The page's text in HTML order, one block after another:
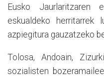
Eusko Jaurlaritzaren
eskualdeko herritarrek
azpiegitura gauzatzeko
Tolosa, Andoain,
sozialisten